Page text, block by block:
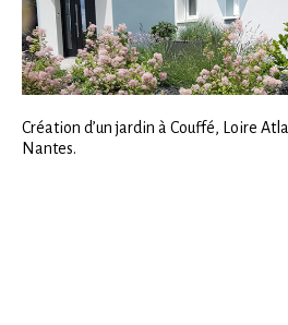
Création d’un jardin à Couffé, Loire
Nantes.